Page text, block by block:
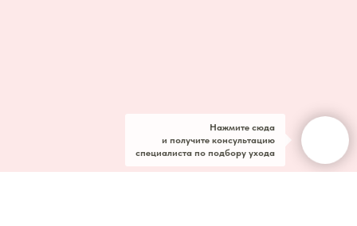
Нажмите сюда
и получите консультацию
специалиста по подбору ухода